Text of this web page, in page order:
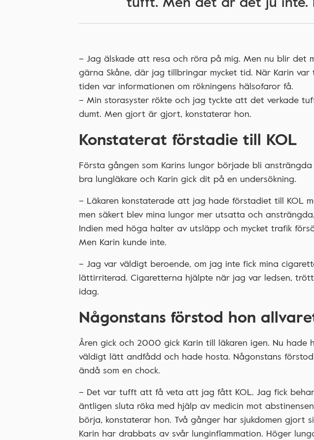
– Jag älskade att resa och röra på mig. Men nu blir det
gärna Skåne, där jag tillbringar mycket tid. När Karin
tiden var informationen om rökningens hälsofaror få.
– Min storasyster rökte och jag tyckte att det verkade
dumt. Men gjort är gjort, konstaterar hon.
Konstaterat förstadie till KOL
Första gången som Karins lungor började bli
bra lungläkare och Karin gick dit på en undersökning.
– Läkaren konstaterade att jag hade förstadiet till KOL
men säkert blev mina lungor mer utsatta och
Indien med höga halter av utsläpp och mycket trafik
Men Karin kunde inte.
– Jag var väldigt beroende, om jag inte fick mina
lättirriterad. Cigaretterna hjälpte när jag var ledsen,
idag.
Någonstans förstod hon
Åren gick och 2000 gick Karin till läkaren igen. Nu hade
väldigt lätt andfådd och hade hosta. Någonstans
ändå som en chock.
– Det var tufft att få veta att jag fått KOL. Jag fick
äntligen sluta röka med hjälp av medicin mot
börja, konstaterar hon. Två gånger har sjukdomen
Karin har drabbats av svår lunginflammation. Höger